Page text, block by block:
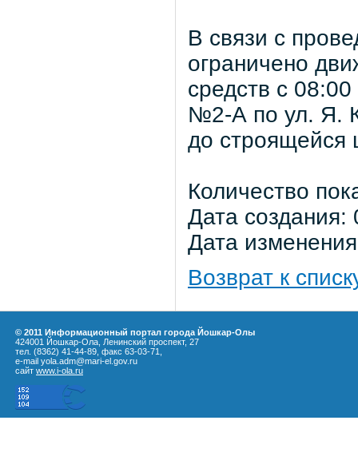
В связи с
ограничено
средств с
№2-А по ул. Я.
до строящейся
Количество
Дата
Дата
Возврат к
© 2011 Информационный портал города Йошкар-Олы
424001 Йошкар-Ола, Ленинский проспект, 27
тел. (8362) 41-44-89, факс 63-03-71,
e-mail yola.adm@mari-el.gov.ru
сайт www.i-ola.ru